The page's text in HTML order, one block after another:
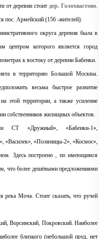
от деревни стоитдер. Голохвастово.
пос. Армейский (156 -жителей).
округа деревня была в
центром которого является город
к востоку от деревни Бабенки.
в территорию Большой Москвы.
весьма быстрое развитие
этой территории, а также усиление
собственников жилищных объектов.
СТ «Дружный», «Бабенки-1»,
«Василек», «Поляницы-2», «Космос»,
Здесь построено , по имеющимся
что более дешёвыми предложениями
река Моча. Стоит сказать, что ручей
Ворсинский, Покровский. Наиболее
близкого (небольшой пруд, нет